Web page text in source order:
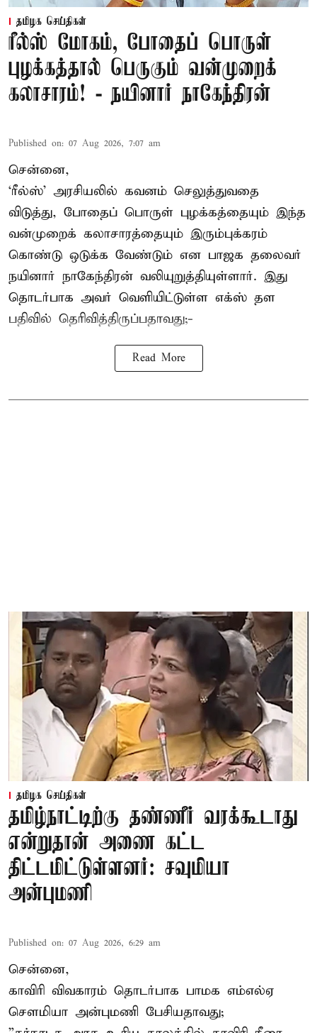
தமிழக செய்திகள்
ரீல்ஸ் மோகம், போதைப் பொருள்
புழக்கத்தால் பெருகும் வன்முறைக்
கலாசாரம்! - நயினார் நாகேந்திரன்
Published on: 07 Aug 2026, 7:07 am
சென்னை,
‘ரீல்ஸ்’ அரசியலில் கவனம் செலுத்துவதை
விடுத்து, போதைப் பொருள் புழக்கத்தையும் இந்த
வன்முறைக் கலாசாரத்தையும் இரும்புக்கரம்
கொண்டு ஒடுக்க வேண்டும் என பாஜக தலைவர்
நயினார் நாகேந்திரன் வலியுறுத்தியுள்ளார். இது
தொடர்பாக அவர் வெளியிட்டுள்ள எக்ஸ் தள
பதிவில் தெரிவித்திருப்பதாவது;-
Read More
தமிழக செய்திகள்
தமிழ்நாட்டிற்கு தண்ணீர் வரக்கூடாது
என்றுதான் அணை கட்ட
திட்டமிட்டுள்ளனர்: சவுமியா
அன்புமணி
Published on: 07 Aug 2026, 6:29 am
சென்னை,
காவிரி விவகாரம் தொடர்பாக பாமக எம்எல்ஏ
சௌமியா அன்புமணி பேசியதாவது;